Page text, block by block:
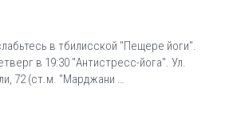
в тбилисской "Пещере йоги".
в 19:30 "Антистресс-йога". Ул.
72 (ст.м. "Марджани …